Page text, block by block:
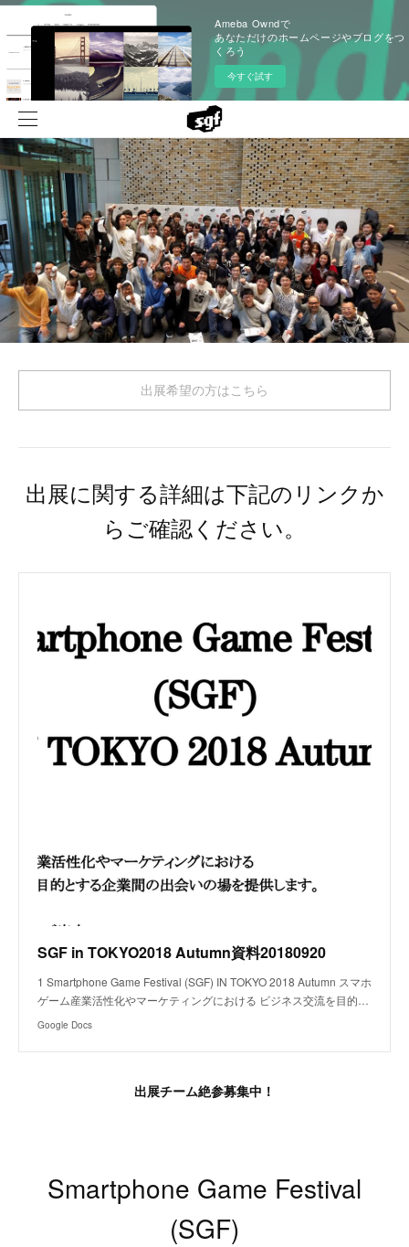
Ameba Owndで
あなただけのホームページやブログをつ
くろう
今すぐ試す
出展希望の方はこちら
出展に関する詳細は下記のリンクか
らご確認ください。
SGF in TOKYO2018 Autumn資料20180920
1 Smartphone Game Festival (SGF) IN TOKYO 2018 Autumn スマホ
ゲーム産業活性化やマーケティングにおける ビジネス交流を目的…
Google Docs
出展チーム絶参募集中！​
Smartphone Game Festival
(SGF)